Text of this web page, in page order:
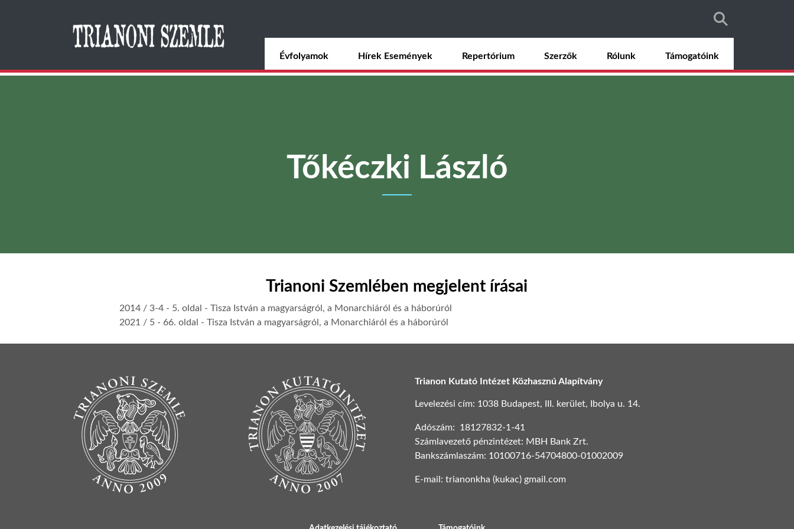
tartalomra
Évfolyamok Hírek Események Repertórium Szerzők Rólunk Támogatóink
Tőkéczki László
Trianoni Szemlében megjelent írásai
2014 / 3-4- 5. oldal - Tisza István a magyarságról, a Monarchiáról és a háborúról
2021 / 5- 66. oldal - Tisza István a magyarságról, a Monarchiáról és a háborúról
Trianon Kutató Intézet Közhasznú Alapítvány
Levelezési cím: 1038 Budapest, III. kerület, Ibolya u. 14.
Adószám: 18127832-1-41
Számlavezető pénzintézet: MBH Bank Zrt.
Bankszámlaszám: 10100716-54704800-01002009
E-mail: trianonkha (kukac) gmail.com